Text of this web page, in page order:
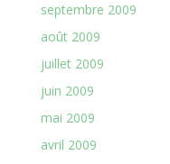
septembre 2009
août 2009
juillet 2009
juin 2009
mai 2009
avril 2009